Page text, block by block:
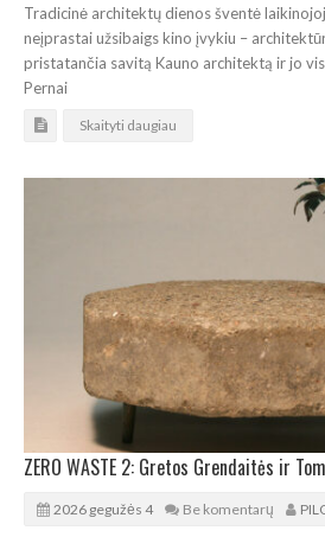
Tradicinė architektų dienos šventė
neįprastai užsibaigs kino įvykiu –
pristatančia savitą Kauno architektą ir jo
Pernai
Skaityti daugiau
2026 gegužės 4 Be komentarų